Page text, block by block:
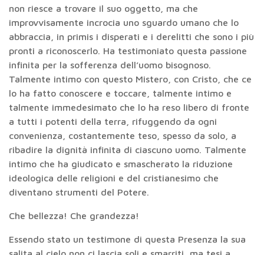
non riesce a trovare il suo oggetto, ma che
improvvisamente incrocia uno sguardo umano che lo
abbraccia, in primis i disperati e i derelitti che sono i più
pronti a riconoscerlo. Ha testimoniato questa passione
infinita per la sofferenza dell’uomo bisognoso.
Talmente intimo con questo Mistero, con Cristo, che ce
lo ha fatto conoscere e toccare, talmente intimo e
talmente immedesimato che lo ha reso libero di fronte
a tutti i potenti della terra, rifuggendo da ogni
convenienza, costantemente teso, spesso da solo, a
ribadire la dignità infinita di ciascuno uomo. Talmente
intimo che ha giudicato e smascherato la riduzione
ideologica delle religioni e del cristianesimo che
diventano strumenti del Potere.
Che bellezza! Che grandezza!
Essendo stato un testimone di questa Presenza la sua